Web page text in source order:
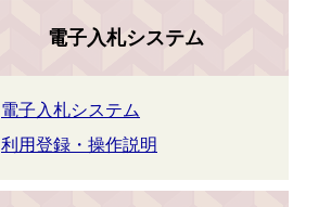
電子入札システム
電子入札システム
利用登録・操作説明